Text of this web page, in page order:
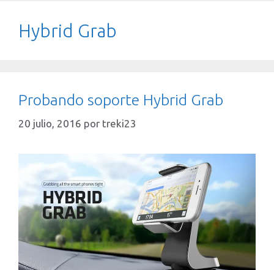
Hybrid Grab
Probando soporte Hybrid Grab
20 julio, 2016 por treki23